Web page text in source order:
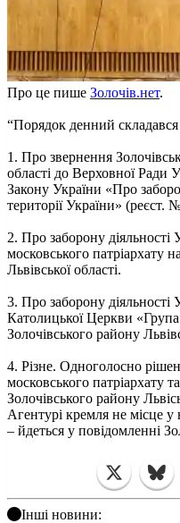
Про це пише Золочів.нет.
“Порядок денний
1. Про звернення
області до Верховної Ради
Закону України «Про
території України» (реєст.
2. Про заборону діяльності
московського патріархату
Львівської області.
3. Про заборону діяльності
Католицької Церкви
Золочівського району
4. Різне. Одноголосно
московського патріархату
Золочівського району
Агентурі кремля не місце
– йдеться у повідомленні
Інші новини: